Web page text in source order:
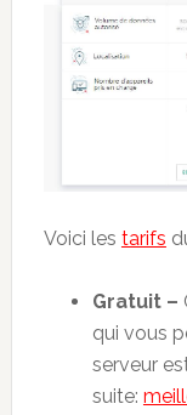
Voici les tarifs
Gratuit –
qui vous
serveur
suite: